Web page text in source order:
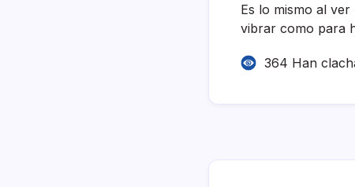
Es lo mismo al
vibrar como para
364 Han